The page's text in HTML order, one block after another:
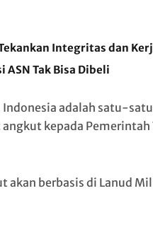
Integritas dan
ASN Tak Bisa Dibeli
adalah satu-
kepada Pemerintah
akan berbasis di Lanud